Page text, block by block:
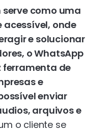
como uma
onde
e solucionar
o WhatsApp
ferramenta de
e
enviar
arquivos e
o cliente se